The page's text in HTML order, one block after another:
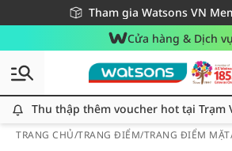
Tham gia Watsons VN
Miễn phí giao hàng cho đơn
Giao hàng nhanh 24h - Áp dụng khu
Cửa hàng & Dịch vụ
Thu thập thêm voucher hot tại Trạm Voucher
Thu thập thêm voucher hot tại Trạm
TRANG CHỦ/TRANG ĐIỂM/TRANG ĐIỂM MẶT